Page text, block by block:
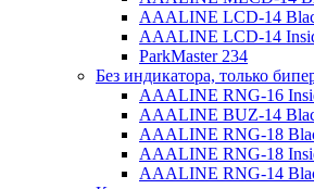
AAALINE LCD-14
AAALINE LCD-14
ParkMaster 234
Без индикатора, только
AAALINE RNG-16
AAALINE BUZ-14
AAALINE RNG-18
AAALINE RNG-18
AAALINE RNG-14